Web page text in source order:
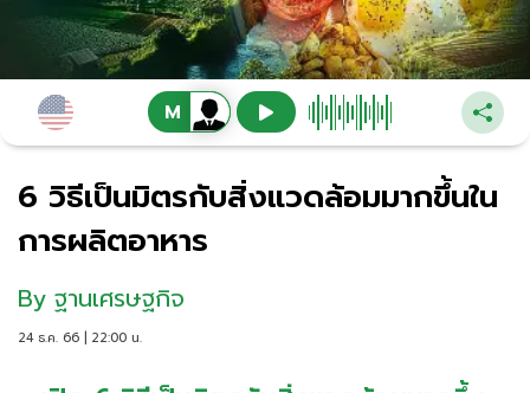
6 วิธีเป็นมิตรกับสิ่งแวดล้อมมากขึ้นใน
การผลิตอาหาร
By ฐานเศรษฐกิจ
24 ธ.ค. 66 | 22:00 น.